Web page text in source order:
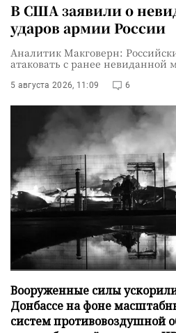
В США заявили о
ударов армии России
Аналитик Макговерн:
атаковать с ранее невиданной
5 августа 2026, 11:09 6
Вооруженные силы
Донбассе на фоне
систем противовоздушной